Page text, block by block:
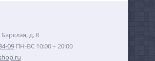
д. 8
09 ПН-ВС 10:00 – 20:00